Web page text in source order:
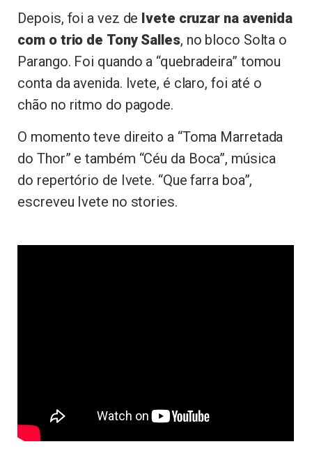
Depois, foi a vez de Ivete cruzar na avenida
com o trio de Tony Salles, no bloco Solta o
Parango. Foi quando a “quebradeira” tomou
conta da avenida. Ivete, é claro, foi até o
chão no ritmo do pagode.
O momento teve direito a “Toma Marretada
do Thor” e também “Céu da Boca”, música
do repertório de Ivete. “Que farra boa”,
escreveu Ivete no stories.